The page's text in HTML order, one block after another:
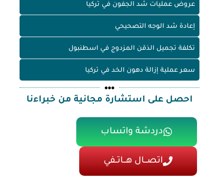
عروض عمليات شد الجفون في تركيا
إعادة شد الوجه التصحيحي
تكلفة تجميل الذقن المزدوج في اسطنبول
سعر عملية إزالة دهون الخد في تركيا
احصل على استشارة مجانية من خبراءنا
دردشة واتساب
اتصـــال هـــاتــفي